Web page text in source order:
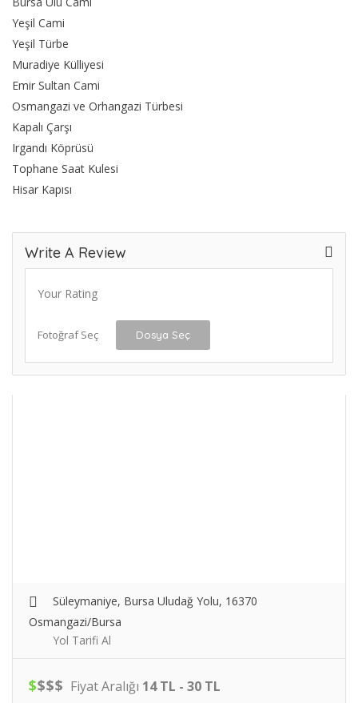
Yeşil Cami
Yeşil Türbe
Muradiye Külliyesi
Emir Sultan Cami
Osmangazi ve Orhangazi Türbesi
Kapalı Çarşı
Irgandı Köprüsü
Tophane Saat Kulesi
Hisar Kapısı
Write A Review
Your Rating
Fotoğraf Seç Dosya Seç
Süleymaniye, Bursa Uludağ Yolu, 16370
Osmangazi/Bursa
Yol Tarifi Al
$$$$ Fiyat Aralığı 14 TL - 30 TL